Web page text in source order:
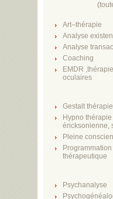
(
Art–thérapie
Analyse
Analyse
Coaching
EMDR
oculaires
Gestalt thérapie
Hypno
éricksonienne,
Pleine
thérapeutique
Psychanalyse